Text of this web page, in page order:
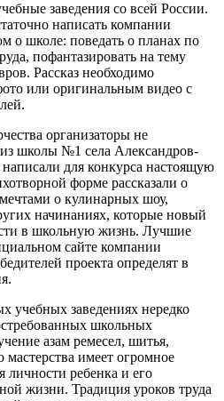
заведения со всей России.
написать компании
о школе: поведать о планах по
пофантазировать на тему
Рассказ необходимо
или оригинальным видео с
организаторы не
школы №1 села Александров-
для конкурса настоящую
форме рассказали о
о кулинарных шоу,
начинаниях, которые новый
в школьную жизнь. Лучшие
сайте компании
проекта определят в
учебных заведениях нередко
школьных
азам ремесел, шитья,
мастерства имеет огромное
личности ребенка и его
жизни. Традиция уроков труда